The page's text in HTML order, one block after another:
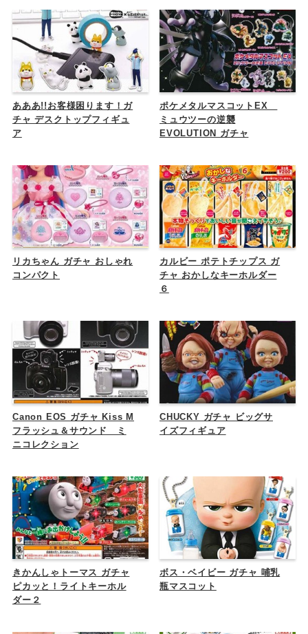
あああ!!お客様困ります！ガ
チャ デスクトップフィギュ
ア
ポケメタルマスコットEX
ミュウツーの逆襲
EVOLUTION ガチャ
リカちゃん ガチャ おしゃれ
コンパクト
カルビー ポテトチップス ガ
チャ おかしなキーホルダー
６
Canon EOS ガチャ Kiss M
フラッシュ＆サウンド ミ
ニコレクション
CHUCKY ガチャ ビッグサ
イズフィギュア
きかんしゃトーマス ガチャ
ピカッと！ライトキーホル
ダー２
ボス・ベイビー ガチャ 哺乳
瓶マスコット